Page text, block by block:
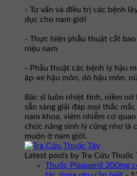
- Tư vấn và điều trị các bệnh
dục cho nam giới
- Thực hiện phẫu thuật cắt
niệu nam
- Phẫu thuật các bệnh lý hậu
áp-xe hậu môn, dò hậu môn,
Bác sĩ luôn nhiệt tình, niềm
sẵn sàng giải đáp mọi thắc
nam khoa, viêm nhiễm cơ
chức năng sinh lý cũng như là
muộn ở nam giới.
Latest posts by Tra Cứu Thuốc
Thuốc Plaquenil 200mg